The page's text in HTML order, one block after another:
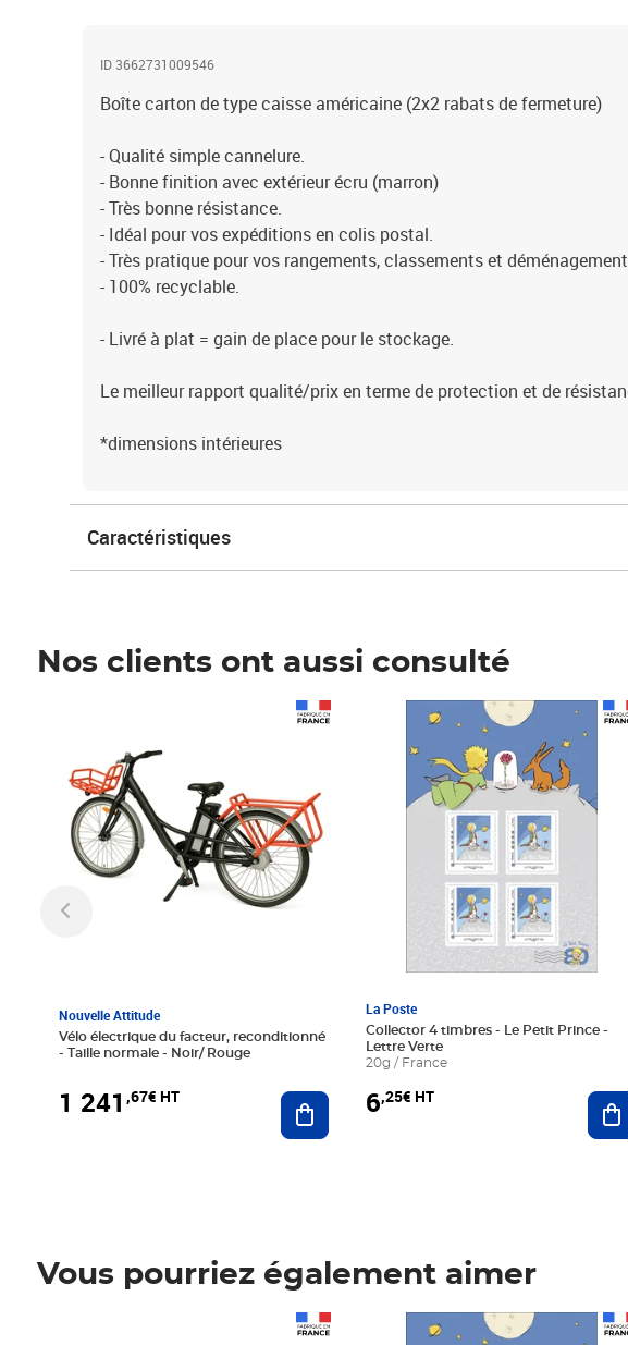
ID 3662731009546
Boîte carton de type caisse américaine (2x2 rabats de fermeture)
- Qualité simple cannelure.
- Bonne finition avec extérieur écru (marron)
- Très bonne résistance.
- Idéal pour vos expéditions en colis postal.
- Très pratique pour vos rangements, classements et
- 100% recyclable.
- Livré à plat = gain de place pour le stockage.
Le meilleur rapport qualité/prix en terme de protection et de
*dimensions intérieures
Caractéristiques
Nos clients ont aussi consulté
Nouvelle Attitude
Vélo électrique du facteur, reconditionné
- Taille normale - Noir/ Rouge
1 241 ,67€ HT Ajouter au panier
La Poste
Collector 4 timbres - Le Petit Prince -
Lettre Verte
20g / France
6,25€ HT
Prix 6,25€ HT
Vous pourriez également aimer
Prix 6,25€ HT